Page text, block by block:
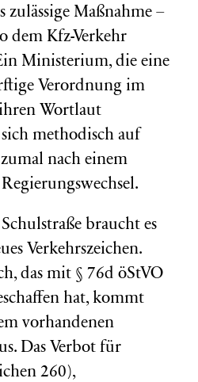
zulässige Maßnahme –
dem Kfz-Verkehr
Ministerium, die eine
Verordnung im
Wortlaut
methodisch auf
nach einem
braucht es
Verkehrszeichen.
das mit § 76d öStVO
hat, kommt
vorhandenen
Das Verbot für
260),